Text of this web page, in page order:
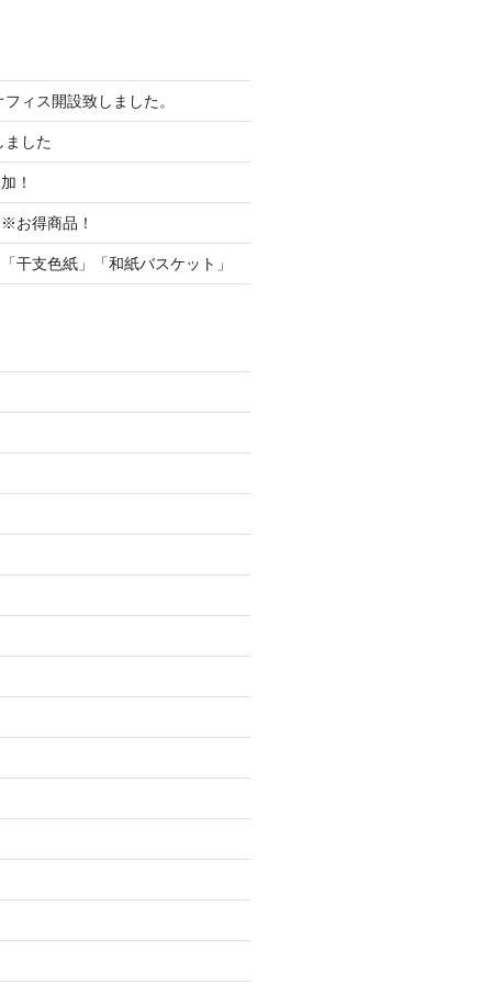
ィス開設致しました。
ました
！
お得商品！
干支色紙」「和紙バスケット」